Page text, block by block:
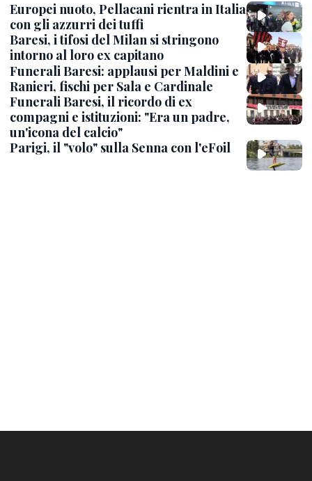
Europei nuoto, Pellacani rientra in Italia
con gli azzurri dei tuffi
Baresi, i tifosi del Milan si stringono
intorno al loro ex capitano
Funerali Baresi: applausi per Maldini e
Ranieri, fischi per Sala e Cardinale
Funerali Baresi, il ricordo di ex
compagni e istituzioni: "Era un padre,
un'icona del calcio"
Parigi, il "volo" sulla Senna con l'eFoil